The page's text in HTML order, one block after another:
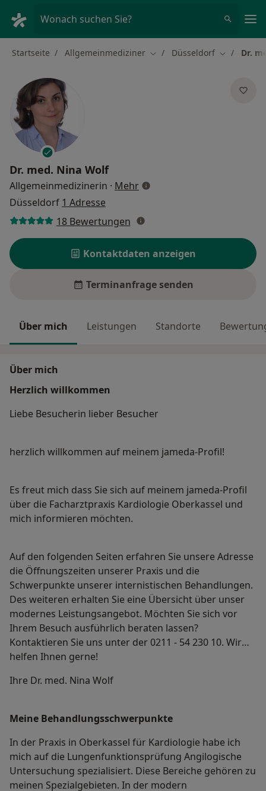
Wonach suchen Sie?
Startseite Allgemeinmediziner Stadt ändern
Düsseldorf StadtDr.
Dr. med. Nina Wolf
Allgemeinmedizinerin · Mehrüber Spezialisierungen
Düsseldorf 1 Adresse
18 Bewertungen
Kontaktdaten anzeigen
Terminanfrage senden
Über mich Leistungen Standorte
Über mich
Herzlich willkommen
Liebe Besucherin lieber Besucher
herzlich willkommen auf meinem jameda-Profil!
Es freut mich dass Sie sich auf meinem jameda-Profil
über die Facharztpraxis Kardiologie Oberkassel und
mich informieren möchten.
Auf den folgenden Seiten erfahren Sie unsere Adresse
die Öffnungszeiten unserer Praxis und die
Schwerpunkte unserer internistischen Behandlungen.
Des weiteren erhalten Sie eine Übersicht über unser
modernes Leistungsangebot. Möchten Sie sich vor
Ihrem Besuch ausführlich beraten lassen?
Kontaktieren Sie uns unter der 0211 - 54 230 10. Wir
helfen Ihnen gerne!
Ihre Dr. med. Nina Wolf
Meine Behandlungs­schwerpunkte
In der Praxis in Oberkassel für Kardiologie habe ich
mich auf die Lungenfunktionsprüfung Angilogische
Untersuchung spezialisiert. Diese Bereiche gehören zu
meinen Spezialgebieten. In der modern